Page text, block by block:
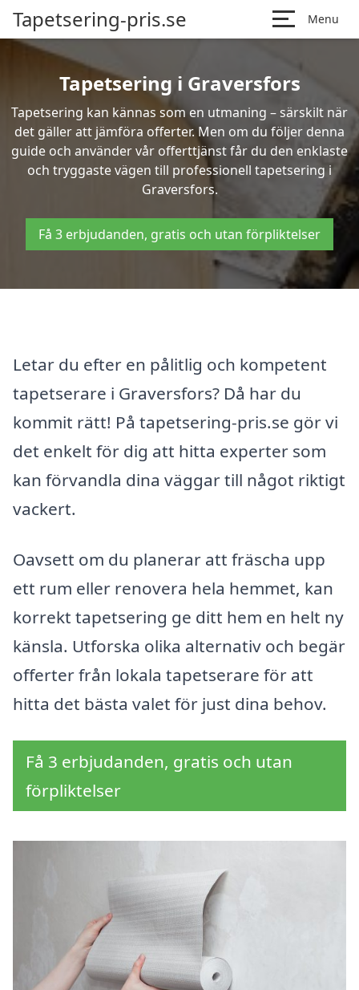
Tapetsering-pris.se Menu
Tapetsering i Graversfors
Tapetsering kan kännas som en utmaning – särskilt när
det gäller att jämföra offerter. Men om du följer denna
guide och använder vår offerttjänst får du den enklaste
och tryggaste vägen till professionell tapetsering i
Graversfors.
Få 3 erbjudanden, gratis och utan förpliktelser
Letar du efter en pålitlig och kompetent
tapetserare i Graversfors? Då har du
kommit rätt! På tapetsering-pris.se gör vi
det enkelt för dig att hitta experter som
kan förvandla dina väggar till något riktigt
vackert.
Oavsett om du planerar att fräscha upp
ett rum eller renovera hela hemmet, kan
korrekt tapetsering ge ditt hem en helt ny
känsla. Utforska olika alternativ och begär
offerter från lokala tapetserare för att
hitta det bästa valet för just dina behov.
Få 3 erbjudanden, gratis och utan
förpliktelser